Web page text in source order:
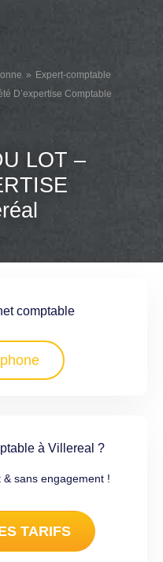
Expert-comptable
D’expertise Comptable
LOT –
comptable
à Villereal ?
sans engagement !
TARIFS